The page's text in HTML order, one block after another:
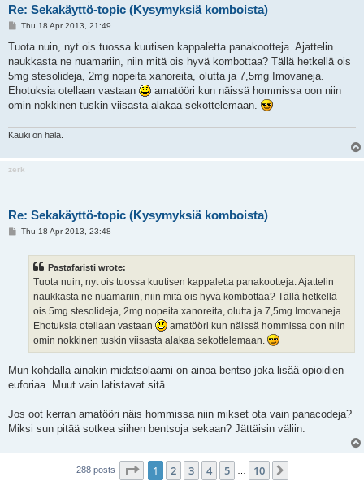
Re: Sekakäyttö-topic (Kysymyksiä komboista)
P
s
Thu 18 Apr 2013, 21:49
Tuota nuin, nyt ois tuossa kuutisen kappaletta panakootteja. Ajattelin
naukkasta ne nuamariin, niin mitä ois hyvä kombottaa? Tällä hetkellä ois
5mg stesolideja, 2mg nopeita xanoreita, olutta ja 7,5mg Imovaneja.
Ehotuksia otellaan vastaan
amatööri kun näissä hommissa oon niin
omin nokkinen tuskin viisasta alakaa sekottelemaan.
Kauki on hala.
zerk
Re: Sekakäyttö-topic (Kysymyksiä komboista)
PThu 18 Apr 2013, 23:48
Pastafaristi wrote:
Tuota nuin, nyt ois tuossa kuutisen kappaletta panakootteja. Ajattelin
naukkasta ne nuamariin, niin mitä ois hyvä kombottaa? Tällä hetkellä
ois 5mg stesolideja, 2mg nopeita xanoreita, olutta ja 7,5mg Imovaneja.
Ehotuksia otellaan vastaan
amatööri kun näissä hommissa oon niin
omin nokkinen tuskin viisasta alakaa sekottelemaan.
Mun kohdalla ainakin midatsolaami on ainoa bentso joka lisää opioidien
euforiaa. Muut vain latistavat sitä.
Jos oot kerran amatööri näis hommissa niin mikset ota vain panacodeja?
Miksi sun pitää sotkea siihen bentsoja sekaan? Jättäisin väliin.
288 posts Page 1of 10
1 2 3 4 5 10